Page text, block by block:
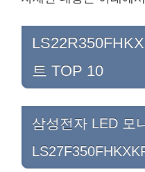
트 TOP 10
삼성전자 LED 모